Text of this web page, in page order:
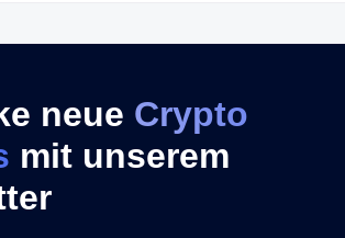
neue Crypto
mit unserem